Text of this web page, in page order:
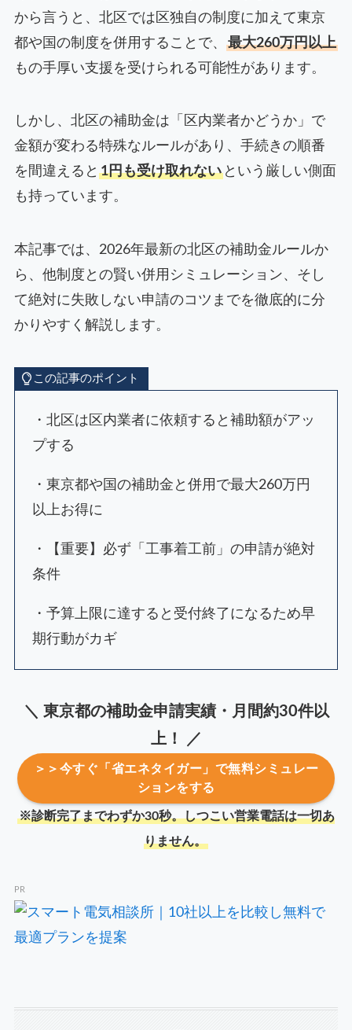
から言うと、北区では区独自の制度に加えて東京
都や国の制度を併用することで、
最大260万円以上
もの手厚い支援を受けられる可能性があります。
しかし、北区の補助金は「区内業者かどうか」で
金額が変わる特殊なルールがあり、手続きの順番
を間違えると 1円も受け取れないという厳しい側面
も持っています。
本記事では、2026年最新の北区の補助金ルールか
ら、他制度との賢い併用シミュレーション、そし
て絶対に失敗しない申請のコツまでを徹底的に分
かりやすく解説します。
この記事のポイント
・北区は区内業者に依頼すると補助額がアッ
プする
・東京都や国の補助金と併用で最大260万円
以上お得に
・【重要】必ず「工事着工前」の申請が絶対
条件
・予算上限に達すると受付終了になるため早
期行動がカギ
＼ 東京都の補助金申請実績・月間約30件以
上！ ／
＞＞今すぐ「省エネタイガー」で無料シミュレー
ションをする
※診断完了までわずか30秒。しつこい営業電話は一切あ
りません。
PR